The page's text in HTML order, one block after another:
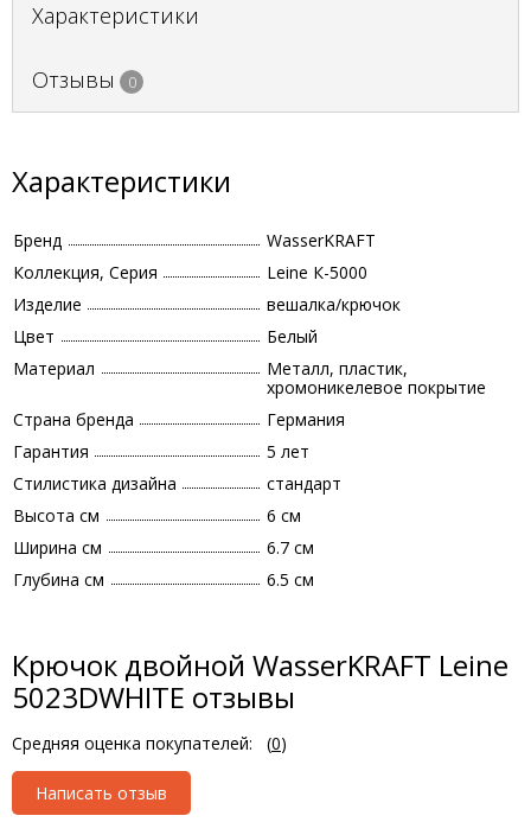
Характеристики
Отзывы 0
Характеристики
Бренд
WasserKRAFT
Коллекция, Серия
Leine К-5000
Изделие
вешалка/крючок
Цвет
Белый
Материал
Металл, пластик,
хромоникелевое покрытие
Страна бренда
Германия
Гарантия
5 лет
Стилистика дизайна
стандарт
Высота см
6 см
Ширина см
6.7 см
Глубина см
6.5 см
Крючок двойной WasserKRAFT Leine
5023DWHITE отзывы
Средняя оценка покупателей: (0)
Написать отзыв